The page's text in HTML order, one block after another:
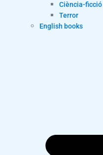
Ciència-ficció
Terror
English books